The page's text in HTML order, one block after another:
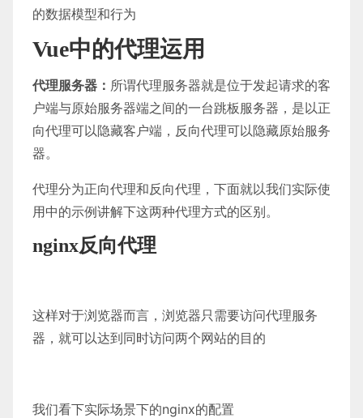
的数据模型和行为
Vue中的代理运用
代理服务器： 所谓代理服务器就是位于发起请求的客
户端与原始服务器端之间的一台跳板服务器，是以正
向代理可以隐藏客户端，反向代理可以隐藏原始服务
器。
代理分为正向代理和反向代理，下面就以我们实际使
用中的示例讲解下这两种代理方式的区别。
nginx反向代理
这样对于浏览器而言，浏览器只需要访问代理服务
器，就可以达到同时访问两个网站的目的
我们看下实际场景下的nginx的配置